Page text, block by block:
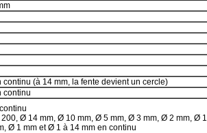
continu (à 14 mm, la fente devient un cercle)
continu
Ø 14 mm, Ø 10 mm, Ø 5 mm, Ø 3 mm, Ø 2 mm, Ø 1
Ø 1 mm et Ø 1 à 14 mm en continu